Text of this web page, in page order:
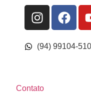
(94) 99104-
Contato